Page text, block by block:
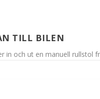
TILL BILEN
in och ut en manuell rullstol